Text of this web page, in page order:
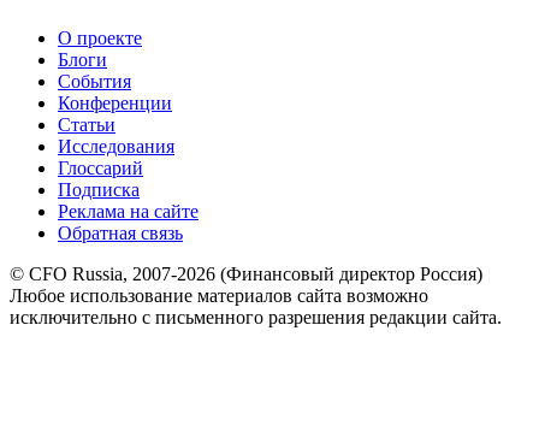
О проекте
Блоги
События
Конференции
Статьи
Исследования
Глоссарий
Подписка
Реклама на сайте
Обратная связь
© CFO Russia, 2007-2026 (Финансовый директор Россия)
Любое использование материалов сайта возможно
исключительно с письменного разрешения редакции сайта.